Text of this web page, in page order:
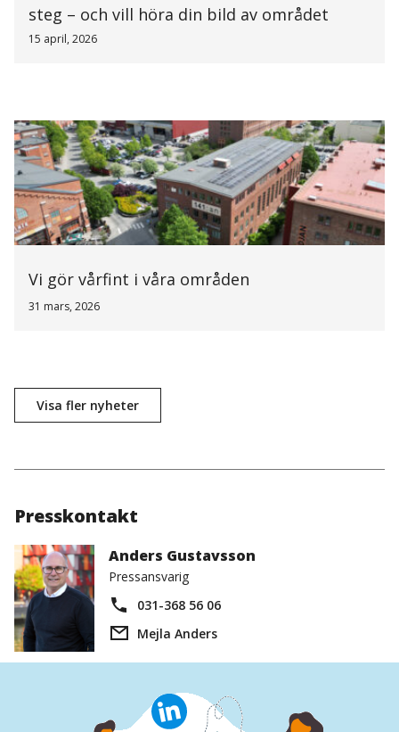
steg – och vill höra din bild av området
15 april, 2026
Vi gör vårfint i våra områden
31 mars, 2026
Visa fler nyheter
Presskontakt
Anders Gustavsson
Pressansvarig
031-368 56 06
Mejla Anders